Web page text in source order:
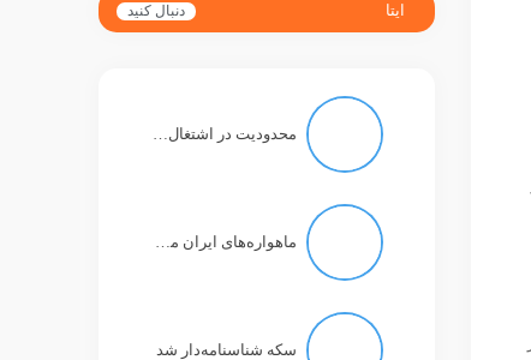
ایتا دنبال کنید
محدودیت در اشتغال به وکالت، مستلزم حکم دادگاه انتظامی است
ماهواره‌های ایران می‌توانند تصاویر رنگی با دقت یک متر بگیرند
سکه شناسنامه‌دار شد